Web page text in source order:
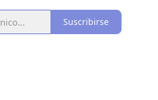
Suscribirse